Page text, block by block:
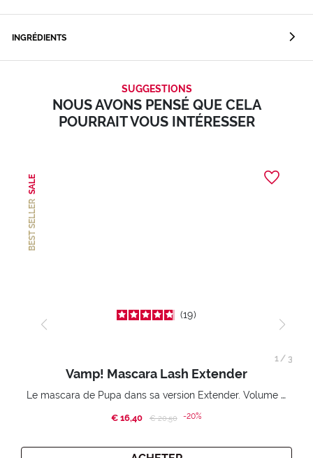
INGRÉDIENTS
SUGGESTIONS
NOUS AVONS PENSÉ QUE CELA
POURRAIT VOUS INTÉRESSER
BEST SELLER
SALE
19
Vamp! Mascara Lash Extender
Le mascara de Pupa dans sa version Extender. Volume extension 3D. Des cils amplifiés et liftés à l’infini.
€ 16,40 Price reduced from
€ 20,50to-20%
1/ 3